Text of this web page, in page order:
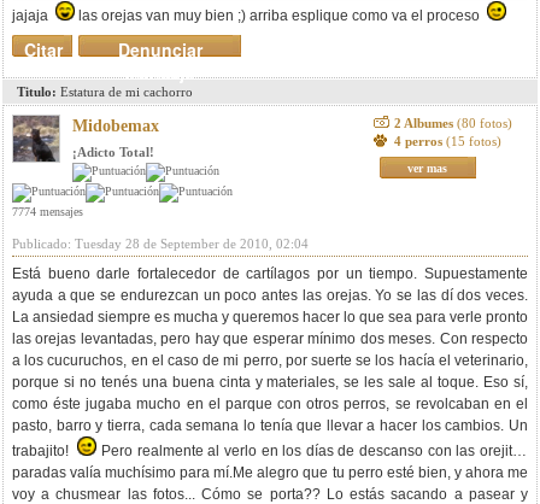
jajaja las orejas van muy bien ;) arriba esplique como va el proceso
Denunciar
mensaje
Citar
Titulo: Estatura de mi cachorro
Midobemax
¡Adicto Total!
7774 mensajes
2 Albumes (80 fotos)
4 perros (15 fotos)
ver mas
Publicado: Tuesday 28 de September de 2010, 02:04
Está bueno darle fortalecedor de cartílagos por un tiempo. Supuestamente
ayuda a que se endurezcan un poco antes las orejas. Yo se las dí dos veces.
La ansiedad siempre es mucha y queremos hacer lo que sea para verle pronto
las orejas levantadas, pero hay que esperar mínimo dos meses. Con respecto
a los cucuruchos, en el caso de mi perro, por suerte se los hacía el veterinario,
porque si no tenés una buena cinta y materiales, se les sale al toque. Eso sí,
como éste jugaba mucho en el parque con otros perros, se revolcaban en el
pasto, barro y tierra, cada semana lo tenía que llevar a hacer los cambios. Un
trabajito!
Pero realmente al verlo en los días de descanso con las orejitas
paradas valía muchísimo para mí.Me alegro que tu perro esté bien, y ahora me
voy a chusmear las fotos... Cómo se porta?? Lo estás sacando a pasear y